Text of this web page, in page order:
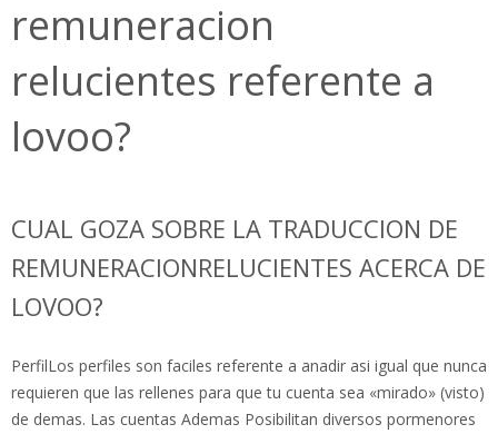
remuneracion
relucientes referente a
lovoo?
CUAL GOZA SOBRE LA TRADUCCION DE
REMUNERACIONRELUCIENTES ACERCA DE
LOVOO?
PerfilLos perfiles son faciles referente a anadir asi igual que nunca
requieren que las rellenes para que tu cuenta sea «mirado» (visto)
de demas. Las cuentas Ademas Posibilitan diversos pormenores